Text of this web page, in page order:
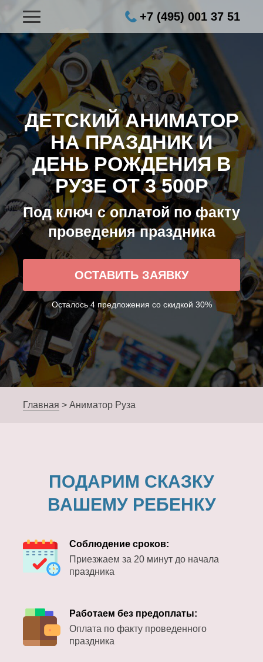
+7 (495) 001 37 51
ДЕТСКИЙ АНИМАТОР
НА ПРАЗДНИК И
ДЕНЬ РОЖДЕНИЯ В
РУЗЕ ОТ 3 500Р
Под ключ с оплатой по факту
проведения праздника
ОСТАВИТЬ ЗАЯВКУ
Осталось 4 предложения со скидкой 30%
Главная > Аниматор Руза
ПОДАРИМ СКАЗКУ
ВАШЕМУ РЕБЕНКУ
Соблюдение сроков:
Приезжаем за 20 минут до начала
праздника
Работаем без предоплаты:
Оплата по факту проведенного
праздника